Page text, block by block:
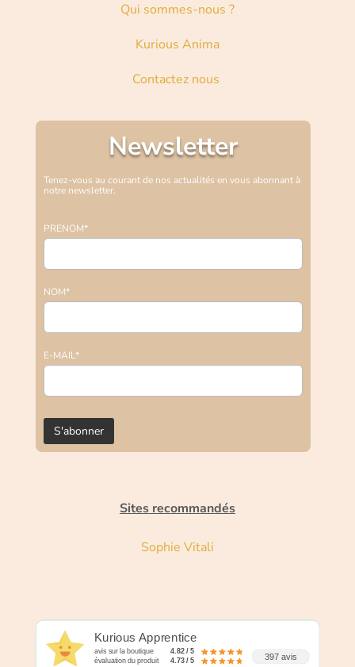
Qui sommes-nous ?
Kurious Anima
Contactez nous
Newsletter
Tenez-vous au courant de nos actualités en vous abonnant à
notre newsletter.
PRENOM*
NOM*
E-MAIL*
Sites recommandés
Sophie Vitali
Kurious Apprentice
avis sur la boutique
4.82 / 5
évaluation du produit
4.73 / 5 397 avis